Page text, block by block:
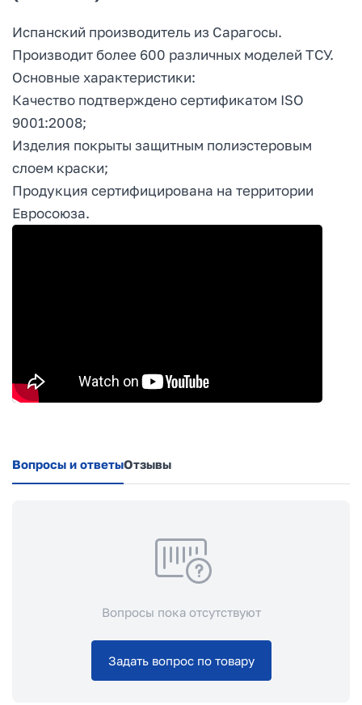
Испанский производитель из Сарагосы.
Производит более 600 различных моделей ТСУ.
Основные характеристики:
Качество подтверждено сертификатом ISO
9001:2008;
Изделия покрыты защитным полиэстеровым
слоем краски;
Продукция сертифицирована на территории
Евросоюза.
Вопросы и ответыОтзывы
Вопросы пока отсутствуют
Задать вопрос по товару